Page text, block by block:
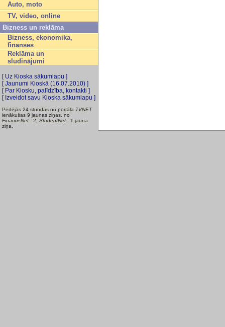
Auto, moto
TV, video, online
Bizness un reklāma
Bizness, ekonomika,
finanses
Reklāma un
sludinājumi
[ Uz Kioska sākumlapu ]
[ Jaunumi Kioskā (16.07.2010) ]
[ Par Kiosku, palīdzība, kontakti ]
[ Izveidot savu Kioska sākumlapu ]
Pēdējās 24 stundās no portāla TVNET
ienākušas 9 jaunas ziņas, no
FinanceNet - 2, StudentNet - 1 jauna
ziņa.